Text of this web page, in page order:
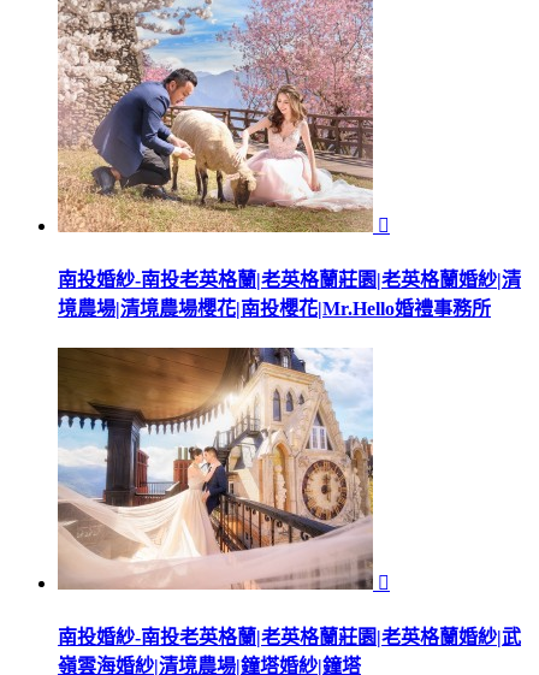

南投婚紗-南投老英格蘭|老英格蘭莊園|老英格蘭婚紗|清
境農場|清境農場櫻花|南投櫻花|Mr.Hello婚禮事務所

南投婚紗-南投老英格蘭|老英格蘭莊園|老英格蘭婚紗|武
嶺雲海婚紗|清境農場|鐘塔婚紗|鐘塔